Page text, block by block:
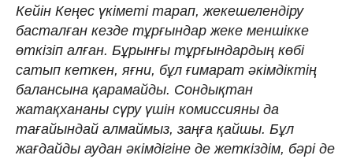
Кейін Кеңес үкіметі тарап, жекешелендіру
басталған кезде тұрғындар жеке меншікке
өткізіп алған. Бұрынғы тұрғындардың көбі
сатып кеткен, яғни, бұл ғимарат әкімдіктің
балансына қарамайды. Сондықтан
жатақхананы сүру үшін комиссияны да
тағайындай алмаймыз, заңға қайшы. Бұл
жағдайды аудан әкімдігіне де жеткіздім, бәрі де